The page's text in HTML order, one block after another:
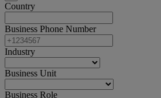
Country
Business Phone Number
Industry
Business Unit
Business Role